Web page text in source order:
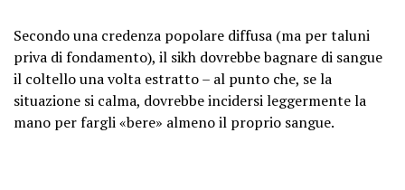
Secondo una credenza popolare diffusa (ma per taluni
priva di fondamento), il sikh dovrebbe bagnare di sangue
il coltello una volta estratto – al punto che, se la
situazione si calma, dovrebbe incidersi leggermente la
mano per fargli «bere» almeno il proprio sangue.